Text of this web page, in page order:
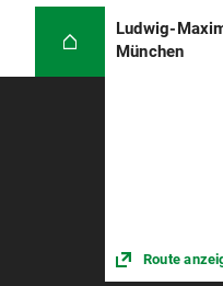
Ludwig-
München
Route